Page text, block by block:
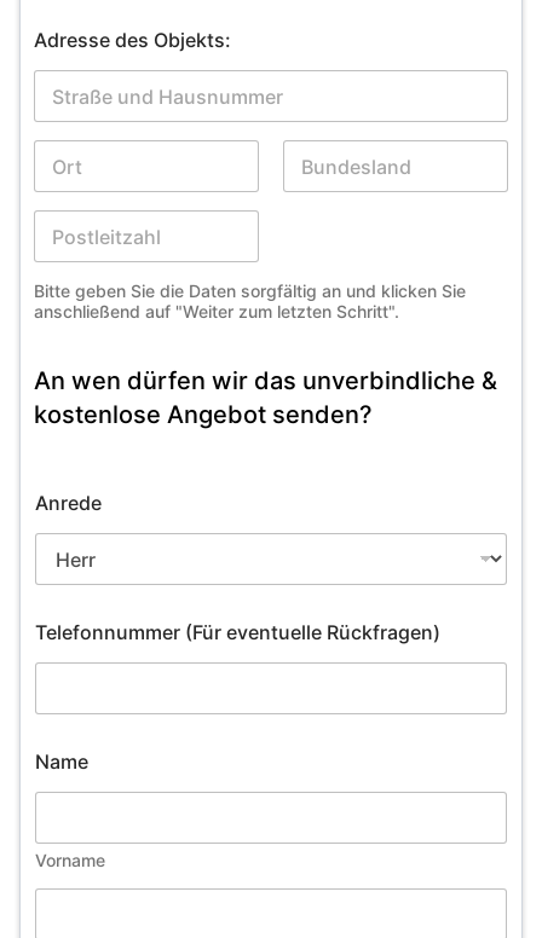
Adresse des Objekts:
Bitte geben Sie die Daten sorgfältig an und klicken Sie
anschließend auf "Weiter zum letzten Schritt".
An wen dürfen wir das unverbindliche &
kostenlose Angebot senden?
Anrede
Telefonnummer (Für eventuelle Rückfragen)
Name
Vorname